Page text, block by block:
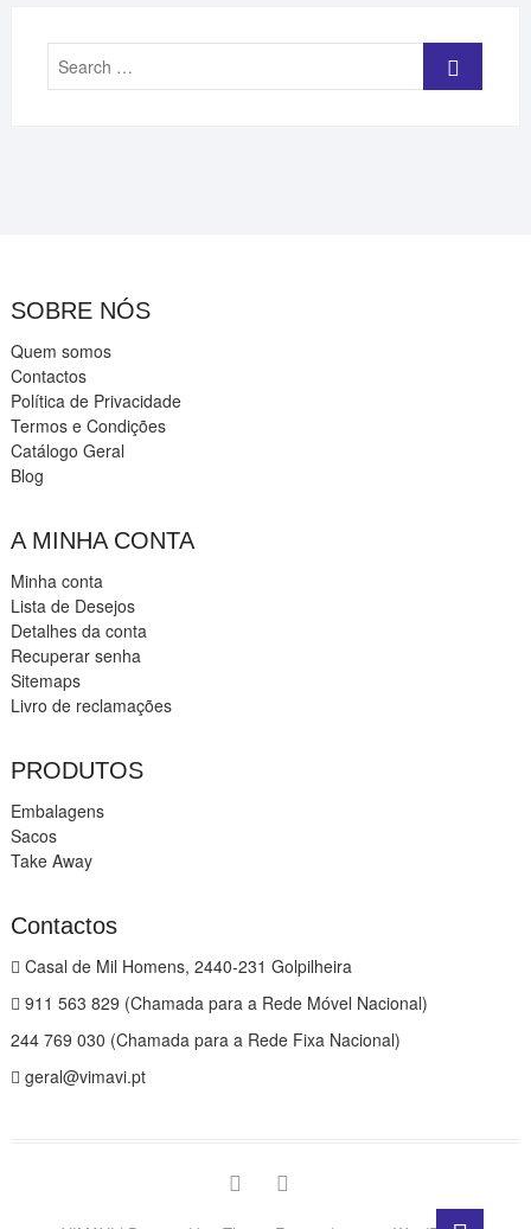
Search
SOBRE NÓS
Quem somos
Contactos
Política de Privacidade
Termos e Condições
Catálogo Geral
Blog
A MINHA CONTA
Minha conta
Lista de Desejos
Detalhes da conta
Recuperar senha
Sitemaps
Livro de reclamações
PRODUTOS
Embalagens
Sacos
Take Away
Contactos
Casal de Mil Homens, 2440-231 Golpilheira
911 563 829 (Chamada para a Rede Móvel Nacional)
244 769 030 (Chamada para a Rede Fixa Nacional)
geral@vimavi.pt
Facebook
Go